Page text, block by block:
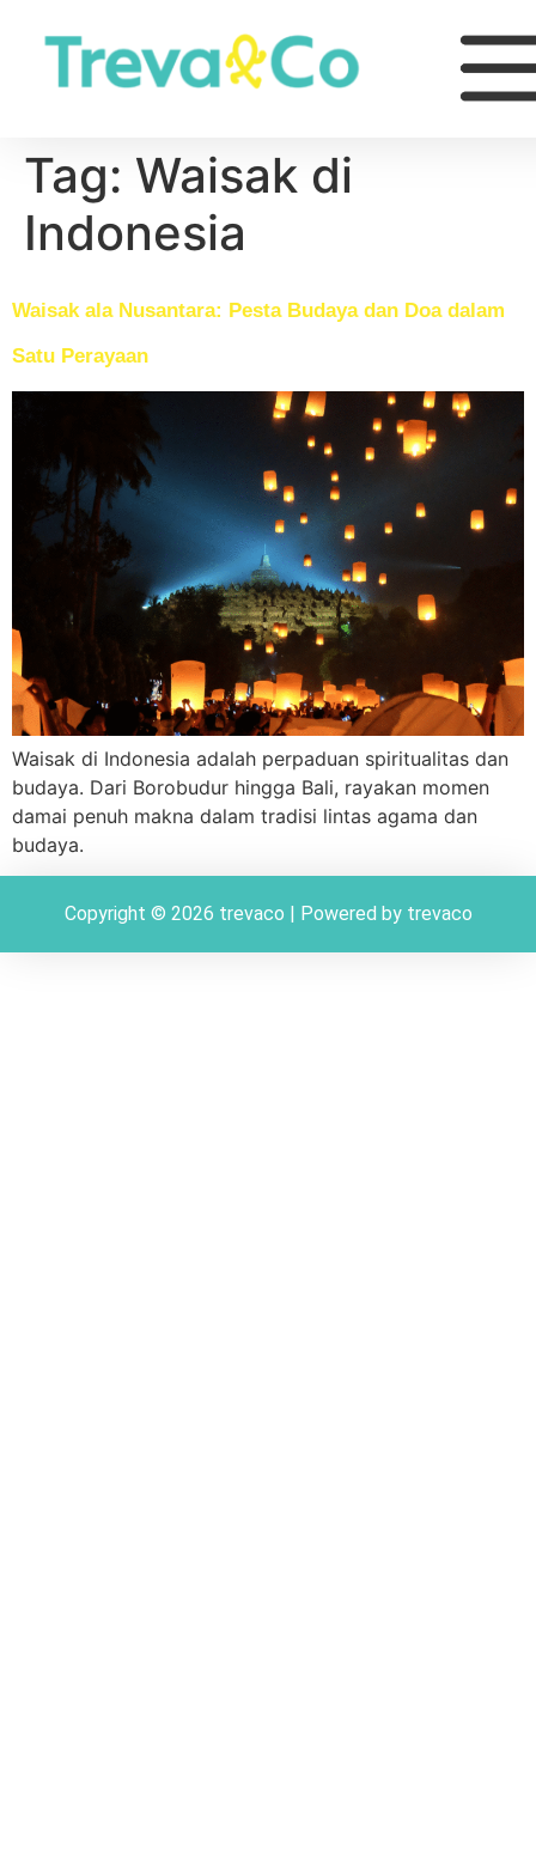
Tag: Waisak di
Indonesia
Waisak ala Nusantara: Pesta Budaya dan Doa dalam
Satu Perayaan
Waisak di Indonesia adalah perpaduan spiritualitas dan
budaya. Dari Borobudur hingga Bali, rayakan momen
damai penuh makna dalam tradisi lintas agama dan
budaya.
Copyright © 2026 trevaco | Powered by trevaco